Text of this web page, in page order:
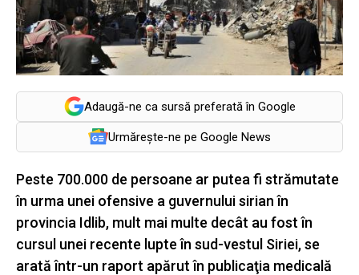
Adaugă-ne ca sursă preferată în Google
Urmărește-ne pe Google News
Peste 700.000 de persoane ar putea fi strămutate
în urma unei ofensive a guvernului sirian în
provincia Idlib, mult mai multe decât au fost în
cursul unei recente lupte în sud-vestul Siriei, se
arată într-un raport apărut în publicaţia medicală